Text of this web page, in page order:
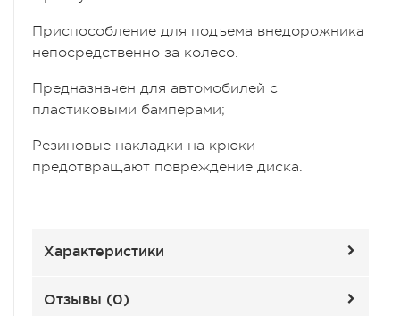
Приспособление для подъема внедорожника
непосредственно за колесо.
Предназначен для автомобилей с
пластиковыми бамперами;
Резиновые накладки на крюки
предотвращают повреждение диска.
Характеристики
Отзывы (0)